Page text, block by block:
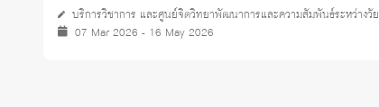
บริการวิชาการ และศูนย์จิตวิทยาพัฒนาการและความสัมพันธ์ระหว่างวัย
07 Mar 2026 - 16 May 2026